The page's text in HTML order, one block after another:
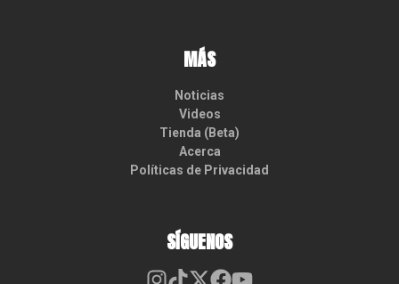
MÁS
Noticias
Videos
Tienda (Beta)
Acerca
Políticas de Privacidad
SÍGUENOS